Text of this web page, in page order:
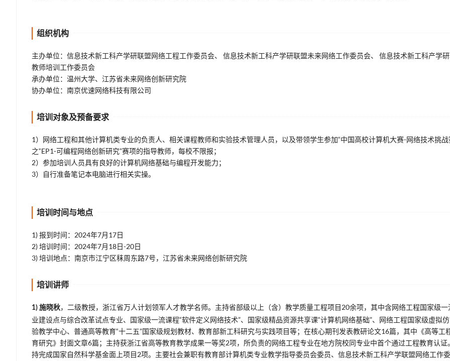
组织机构
主办单位：信息技术新工科产学研联盟网络工程工作委员会、 信息技术新工科产学研联盟未来网络工作委员会、 信息技术新工科产学
教师培训工作委员会
承办单位：温州大学、江苏省未来网络创新研究院
协办单位：南京优速网络科技有限公司
培训对象及预备要求
1）网络工程和其他计算机类专业的负责人、相关课程教师和实验技术管理人员，以及带领学生参加“中国高校计算机大赛-网络技术挑战
之“EP1-可编程网络创新研究”赛项的指导教师，每校不限报；
2）参加培训人员具有良好的计算机网络基础与编程开发能力；
3）自行准备笔记本电脑进行相关实操。
培训时间与地点
1) 报到时间：2024年7月17日
2) 培训时间：2024年7月18日-20日
3) 培训地点：南京市江宁区秣周东路7号，江苏省未来网络创新研究院
培训讲师
1) 施晓秋，二级教授，浙江省万人计划领军人才教学名师。主持省部级以上（含）教学质量工程项目20余项，其中含网络工程国家级一
业建设点与综合改革试点专业、国家级一流课程“软件定义网络技术”、国家级精品资源共享课“计算机网络基础”、网络工程国家级虚拟
验教学中心、普通高等教育“十二五”国家级规划教材、教育部新工科研究与实践项目等；在核心期刊发表教研论文16篇，其中《高等工
育研究》封面文章6篇；主持获浙江省高等教育教学成果一等奖2项，所负责的网络工程专业在地方院校同专业中首个通过工程教育认证
持完成国家自然科学基金面上项目2项。主要社会兼职有教育部计算机类专业教学指导委员会委员、信息技术新工科产学联盟网络工作